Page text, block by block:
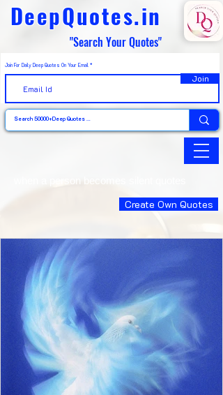
DeepQuotes.in
"Search Your Quotes"
Join For Daily Deep Quotes On Your Email
Join
when a person becomes silent quotes
Create Own Quotes